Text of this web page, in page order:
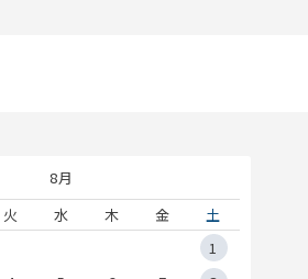
8月
火 水 木 金
土
1